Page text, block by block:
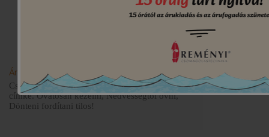
Áruvédelmi jel
Csomagok, rakományok felületére ragasztható
címke. Óvatosan kezelni, Nedvességtől óvni,
Dönteni fordítani tilos!